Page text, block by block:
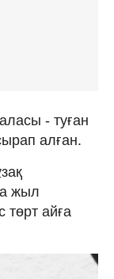
- туған
алған.
жыл
төрт айға